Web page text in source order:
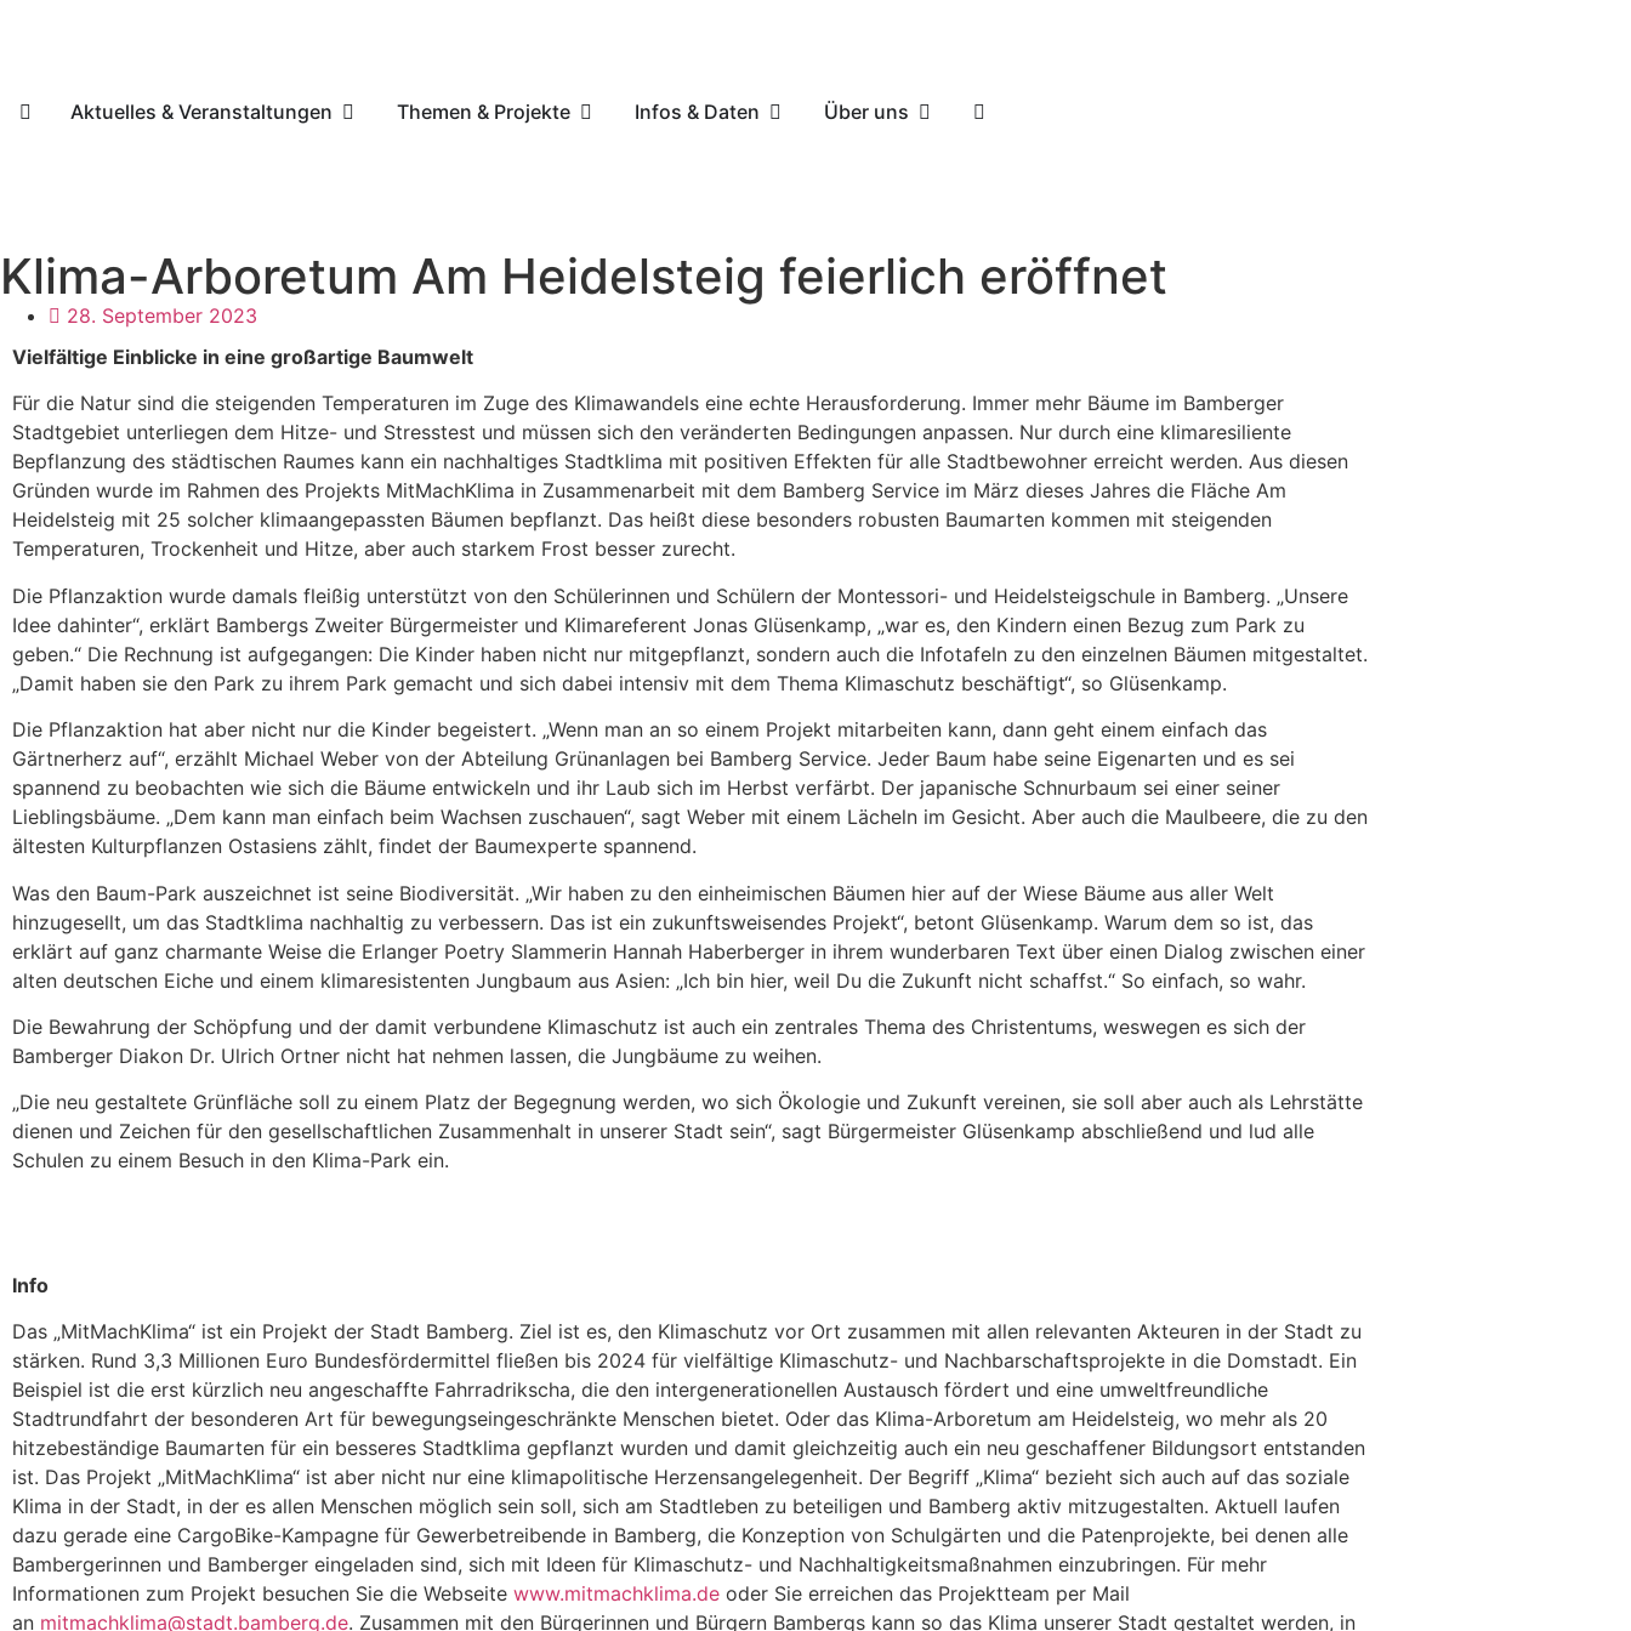
Aktuelles & Veranstaltungen Themen & Projekte Infos & Daten Über uns
Klima-Arboretum Am Heidelsteig feierlich eröffnet
28. September 2023
Vielfältige Einblicke in eine großartige Baumwelt
Für die Natur sind die steigenden Temperaturen im Zuge des Klimawandels eine echte Herausforderung. Immer mehr Bäume im Bamberger
Stadtgebiet unterliegen dem Hitze- und Stresstest und müssen sich den veränderten Bedingungen anpassen. Nur durch eine klimaresiliente
Bepflanzung des städtischen Raumes kann ein nachhaltiges Stadtklima mit positiven Effekten für alle Stadtbewohner erreicht werden. Aus diesen
Gründen wurde im Rahmen des Projekts MitMachKlima in Zusammenarbeit mit dem Bamberg Service im März dieses Jahres die Fläche Am
Heidelsteig mit 25 solcher klimaangepassten Bäumen bepflanzt. Das heißt diese besonders robusten Baumarten kommen mit steigenden
Temperaturen, Trockenheit und Hitze, aber auch starkem Frost besser zurecht.
Die Pflanzaktion wurde damals fleißig unterstützt von den Schülerinnen und Schülern der Montessori- und Heidelsteigschule in Bamberg. „Unsere
Idee dahinter“, erklärt Bambergs Zweiter Bürgermeister und Klimareferent Jonas Glüsenkamp, „war es, den Kindern einen Bezug zum Park zu
geben.“ Die Rechnung ist aufgegangen: Die Kinder haben nicht nur mitgepflanzt, sondern auch die Infotafeln zu den einzelnen Bäumen mitgestaltet.
„Damit haben sie den Park zu ihrem Park gemacht und sich dabei intensiv mit dem Thema Klimaschutz beschäftigt“, so Glüsenkamp.
Die Pflanzaktion hat aber nicht nur die Kinder begeistert. „Wenn man an so einem Projekt mitarbeiten kann, dann geht einem einfach das
Gärtnerherz auf“, erzählt Michael Weber von der Abteilung Grünanlagen bei Bamberg Service. Jeder Baum habe seine Eigenarten und es sei
spannend zu beobachten wie sich die Bäume entwickeln und ihr Laub sich im Herbst verfärbt. Der japanische Schnurbaum sei einer seiner
Lieblingsbäume. „Dem kann man einfach beim Wachsen zuschauen“, sagt Weber mit einem Lächeln im Gesicht. Aber auch die Maulbeere, die zu den
ältesten Kulturpflanzen Ostasiens zählt, findet der Baumexperte spannend.
Was den Baum-Park auszeichnet ist seine Biodiversität. „Wir haben zu den einheimischen Bäumen hier auf der Wiese Bäume aus aller Welt
hinzugesellt, um das Stadtklima nachhaltig zu verbessern. Das ist ein zukunftsweisendes Projekt“, betont Glüsenkamp. Warum dem so ist, das
erklärt auf ganz charmante Weise die Erlanger Poetry Slammerin Hannah Haberberger in ihrem wunderbaren Text über einen Dialog zwischen einer
alten deutschen Eiche und einem klimaresistenten Jungbaum aus Asien: „Ich bin hier, weil Du die Zukunft nicht schaffst.“ So einfach, so wahr.
Die Bewahrung der Schöpfung und der damit verbundene Klimaschutz ist auch ein zentrales Thema des Christentums, weswegen es sich der
Bamberger Diakon Dr. Ulrich Ortner nicht hat nehmen lassen, die Jungbäume zu weihen.
„Die neu gestaltete Grünfläche soll zu einem Platz der Begegnung werden, wo sich Ökologie und Zukunft vereinen, sie soll aber auch als Lehrstätte
dienen und Zeichen für den gesellschaftlichen Zusammenhalt in unserer Stadt sein“, sagt Bürgermeister Glüsenkamp abschließend und lud alle
Schulen zu einem Besuch in den Klima-Park ein.
Info
Das „MitMachKlima“ ist ein Projekt der Stadt Bamberg. Ziel ist es, den Klimaschutz vor Ort zusammen mit allen relevanten Akteuren in der Stadt zu
stärken. Rund 3,3 Millionen Euro Bundesfördermittel fließen bis 2024 für vielfältige Klimaschutz- und Nachbarschaftsprojekte in die Domstadt. Ein
Beispiel ist die erst kürzlich neu angeschaffte Fahrradrikscha, die den intergenerationellen Austausch fördert und eine umweltfreundliche
Stadtrundfahrt der besonderen Art für bewegungseingeschränkte Menschen bietet. Oder das Klima-Arboretum am Heidelsteig, wo mehr als 20
hitzebeständige Baumarten für ein besseres Stadtklima gepflanzt wurden und damit gleichzeitig auch ein neu geschaffener Bildungsort entstanden
ist. Das Projekt „MitMachKlima“ ist aber nicht nur eine klimapolitische Herzensangelegenheit. Der Begriff „Klima“ bezieht sich auch auf das soziale
Klima in der Stadt, in der es allen Menschen möglich sein soll, sich am Stadtleben zu beteiligen und Bamberg aktiv mitzugestalten. Aktuell laufen
dazu gerade eine CargoBike-Kampagne für Gewerbetreibende in Bamberg, die Konzeption von Schulgärten und die Patenprojekte, bei denen alle
Bambergerinnen und Bamberger eingeladen sind, sich mit Ideen für Klimaschutz- und Nachhaltigkeitsmaßnahmen einzubringen. Für mehr
Informationen zum Projekt besuchen Sie die Webseite www.mitmachklima.de oder Sie erreichen das Projektteam per Mail
an mitmachklima@stadt.bamberg.de. Zusammen mit den Bürgerinnen und Bürgern Bambergs kann so das Klima unserer Stadt gestaltet werden, in